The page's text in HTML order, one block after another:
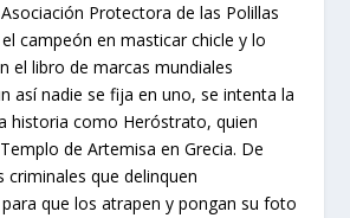
Protectora de las Polillas
campeón en masticar chicle y lo
el libro de marcas mundiales
así nadie se fija en uno, se intenta la
historia como Heróstrato, quien
de Artemisa en Grecia. De
criminales que delinquen
que los atrapen y pongan su foto